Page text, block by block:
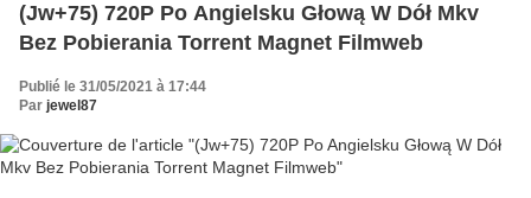
(Jw+75) 720P Po Angielsku Głową W Dół Mkv
Bez Pobierania Torrent Magnet Filmweb
Publié le 31/05/2021 à 17:44
Par jewel87